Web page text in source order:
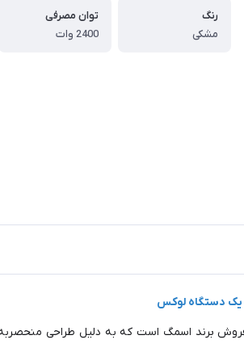
رنگ
مشکی
توان مصرفی
2400 وات
برند اسمگ است که به دلیل طراحی